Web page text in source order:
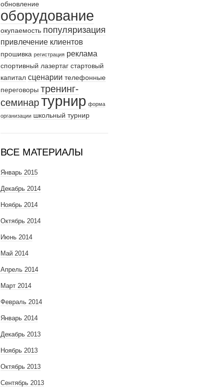
обновление
оборудование
окупаемость популяризация
привлечение клиентов
прошивка регистрация реклама
спортивный лазертаг стартовый
капитал сценарии телефонные
переговоры тренинг-
семинартурнир форма
организации школьный турнир
ВСЕ МАТЕРИАЛЫ
Январь 2015
Декабрь 2014
Ноябрь 2014
Октябрь 2014
Июнь 2014
Май 2014
Апрель 2014
Март 2014
Февраль 2014
Январь 2014
Декабрь 2013
Ноябрь 2013
Октябрь 2013
Сентябрь 2013